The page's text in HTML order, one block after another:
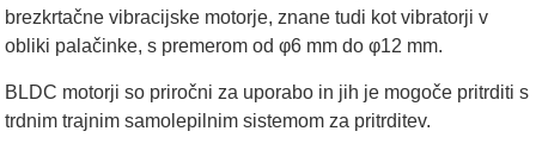
brezkrtačne vibracijske motorje, znane tudi kot vibratorji v
obliki palačinke, s premerom od φ6 mm do φ12 mm.
BLDC motorji so priročni za uporabo in jih je mogoče pritrditi s
trdnim trajnim samolepilnim sistemom za pritrditev.